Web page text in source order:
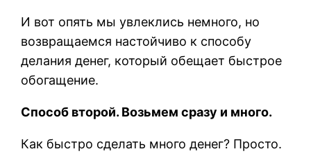
И вот опять мы увлеклись немного, но
возвращаемся настойчиво к способу
делания денег, который обещает быстрое
обогащение.
Способ второй. Возьмем сразу и много.
Как быстро сделать много денег? Просто.